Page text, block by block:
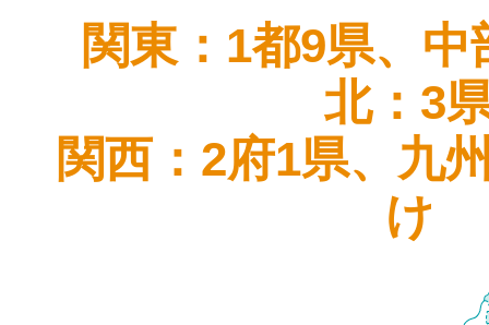
関東：1都9県、
北：3
関西：2府1県、九
け